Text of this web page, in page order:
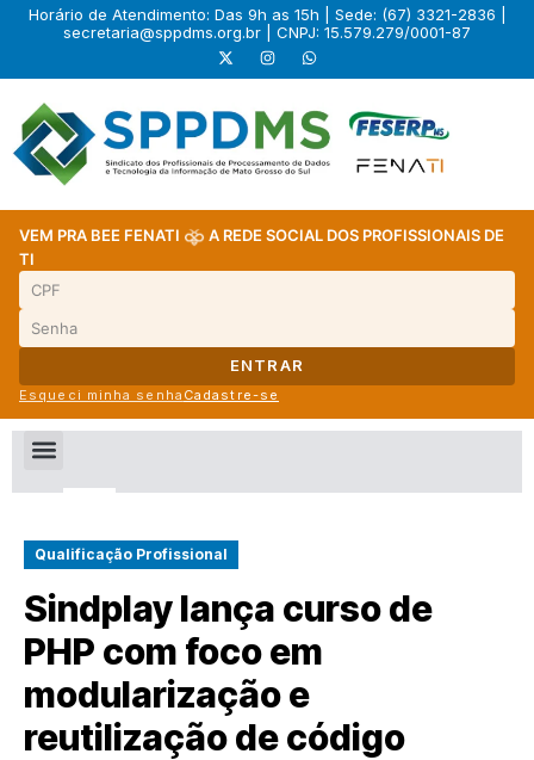
Horário de Atendimento: Das 9h as 15h | Sede: (67) 3321-2836 |
secretaria@sppdms.org.br | CNPJ: 15.579.279/0001-87
VEM PRA BEE FENATI
A REDE SOCIAL DOS PROFISSIONAIS DE
TI
ENTRAR
Esqueci minha senha Cadastre-se
Qualificação Profissional
Sindplay lança curso de
PHP com foco em
modularização e
reutilização de código